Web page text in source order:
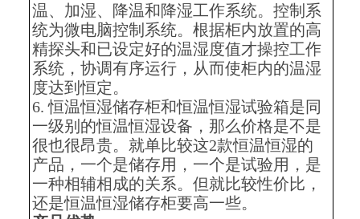
温、加湿、降温和降湿工作系统。控制系
统为微电脑控制系统。根据柜内放置的高
精探头和已设定好的温湿度值才操控工作
系统，协调有序运行，从而使柜内的温湿
度达到恒定。
6.恒温恒湿储存柜和恒温恒湿试验箱是同
一级别的恒温恒湿设备，那么价格是不是
很也很昂贵。就单比较这2款恒温恒湿的
产品，一个是储存用，一个是试验用，是
一种相辅相成的关系。但就比较性价比，
还是恒温恒湿储存柜要高一些。